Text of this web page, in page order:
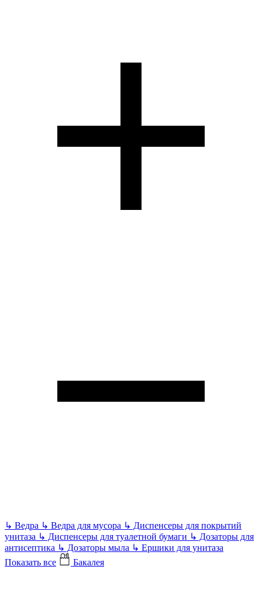
↳ Ведра ↳ Ведра для мусора ↳ Диспенсеры для покрытий
унитаза ↳ Диспенсеры для туалетной бумаги ↳ Дозаторы для
антисептика ↳ Дозаторы мыла ↳ Ершики для унитаза
Показать все
Бакалея